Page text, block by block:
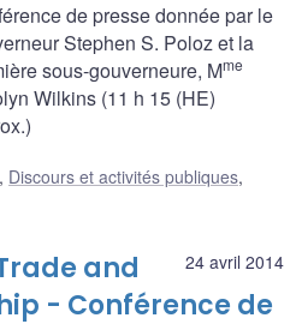
de presse donnée par le
Stephen S. Poloz et la
sous-gouverneure, Mme
Wilkins (11 h 15 (HE)
, Discours et activités publiques,
24 avril 2014
and
- Conférence de